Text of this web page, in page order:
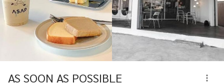
AS SOON AS POSSIBLE